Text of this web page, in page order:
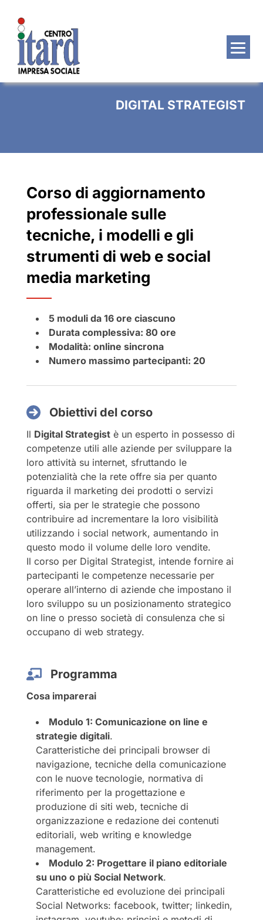
contenuto
DIGITAL STRATEGIST
Corso di aggiornamento
professionale sulle
tecniche, i modelli e gli
strumenti di web e social
media marketing
5 moduli da 16 ore ciascuno
Durata complessiva: 80 ore
Modalità: online sincrona
Numero massimo partecipanti: 20
Obiettivi del corso
Il Digital Strategistè un esperto in possesso di
competenze utili alle aziende per sviluppare la
loro attività su internet, sfruttando le
potenzialità che la rete offre sia per quanto
riguarda il marketing dei prodotti o servizi
offerti, sia per le strategie che possono
contribuire ad incrementare la loro visibilità
utilizzando i social network, aumentando in
questo modo il volume delle loro vendite.
Il corso per Digital Strategist, intende fornire ai
partecipanti le competenze necessarie per
operare all’interno di aziende che impostano il
loro sviluppo su un posizionamento strategico
on line o presso società di consulenza che si
occupano di web strategy.
Programma
Cosa imparerai
Modulo 1: Comunicazione on line e
strategie digitali.
Caratteristiche dei principali browser di
navigazione, tecniche della comunicazione
con le nuove tecnologie, normativa di
riferimento per la progettazione e
produzione di siti web, tecniche di
organizzazione e redazione dei contenuti
editoriali, web writing e knowledge
management.
Modulo 2: Progettare il piano editoriale
su uno o più Social Network.
Caratteristiche ed evoluzione dei principali
Social Networks: facebook, twitter; linkedin,